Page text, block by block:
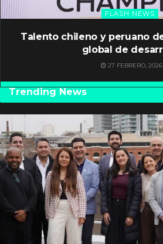
FLASH NEWS
Talento chileno y peruano
global de
27 FEBRERO, 2026
Trending News